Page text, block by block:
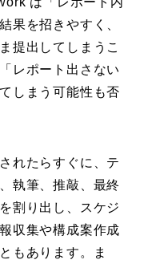
果を招きやすく、
提出してしまうこ
レポート出さない
しまう可能性も否
れたらすぐに、テ
執筆、推敲、最終
割り出し、スケジ
収集や構成案作成
もあります。ま